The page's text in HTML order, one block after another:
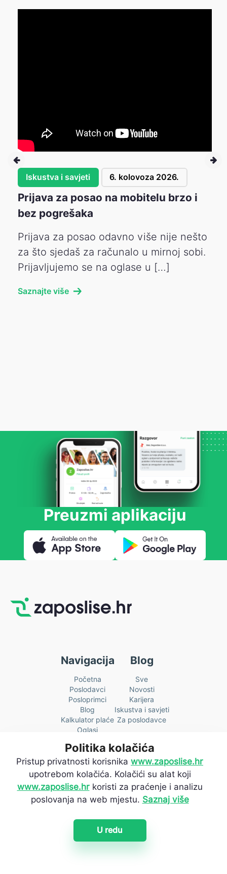
Iskustva i savjeti 6. kolovoza 2026.
Prijava za posao na mobitelu brzo i
bez pogrešaka
Prijava za posao odavno više nije nešto
za što sjedaš za računalo u mirnoj sobi.
Prijavljujemo se na oglase u […]
Saznajte više
Preuzmi aplikaciju
Navigacija
Početna
Poslodavci
Posloprimci
Blog
Kalkulator plaće
Oglasi
O nama
Kontakt
Blog
Sve
Novosti
Karijera
Iskustva i savjeti
Za poslodavce
Prijava na newsletter:
budi u toku.
[fluentform id="2"]
Politika kolačića
Pristup privatnosti korisnika www.zaposlise.hr
upotrebom kolačića. Kolačići su alat koji
www.zaposlise.hrkoristi za praćenje i analizu
poslovanja na web mjestu. Saznaj više
U redu